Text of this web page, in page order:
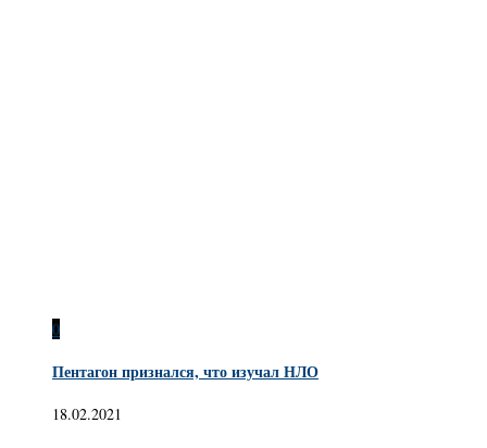
0
Пентагон признался, что изучал НЛО
18.02.2021